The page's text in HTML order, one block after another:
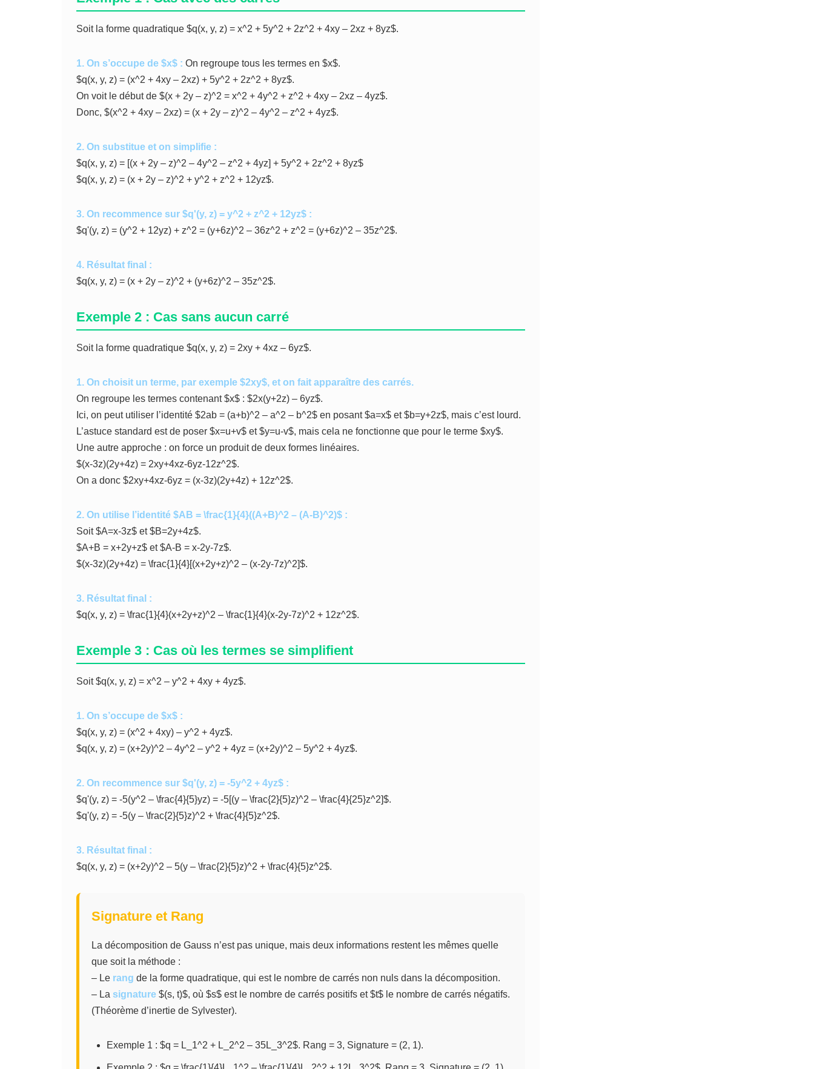
Soit la forme quadratique $q(x, y, z) = x^2 + 5y^2 + 2z^2 + 4xy – 2xz + 8yz$.
1. On s’occupe de $x$ : On regroupe tous les termes en $x$.
$q(x, y, z) = (x^2 + 4xy – 2xz) + 5y^2 + 2z^2 + 8yz$.
On voit le début de $(x + 2y – z)^2 = x^2 + 4y^2 + z^2 + 4xy – 2xz – 4yz$.
Donc, $(x^2 + 4xy – 2xz) = (x + 2y – z)^2 – 4y^2 – z^2 + 4yz$.
2. On substitue et on simplifie :
$q(x, y, z) = [(x + 2y – z)^2 – 4y^2 – z^2 + 4yz] + 5y^2 + 2z^2 + 8yz$
$q(x, y, z) = (x + 2y – z)^2 + y^2 + z^2 + 12yz$.
3. On recommence sur $q'(y, z) = y^2 + z^2 + 12yz$ :
$q'(y, z) = (y^2 + 12yz) + z^2 = (y+6z)^2 – 36z^2 + z^2 = (y+6z)^2 – 35z^2$.
4. Résultat final :
$q(x, y, z) = (x + 2y – z)^2 + (y+6z)^2 – 35z^2$.
Exemple 2 : Cas sans aucun carré
Soit la forme quadratique $q(x, y, z) = 2xy + 4xz – 6yz$.
1. On choisit un terme, par exemple $2xy$, et on fait apparaître des carrés.
On regroupe les termes contenant $x$ : $2x(y+2z) – 6yz$.
Ici, on peut utiliser l’identité $2ab = (a+b)^2 – a^2 – b^2$ en posant $a=x$ et $b=y+2z$, mais c’est lourd.
L’astuce standard est de poser $x=u+v$ et $y=u-v$, mais cela ne fonctionne que pour le terme $xy$.
Une autre approche : on force un produit de deux formes linéaires.
$(x-3z)(2y+4z) = 2xy+4xz-6yz-12z^2$.
On a donc $2xy+4xz-6yz = (x-3z)(2y+4z) + 12z^2$.
2. On utilise l’identité $AB = \frac{1}{4}((A+B)^2 – (A-B)^2)$ :
Soit $A=x-3z$ et $B=2y+4z$.
$A+B = x+2y+z$ et $A-B = x-2y-7z$.
$(x-3z)(2y+4z) = \frac{1}{4}[(x+2y+z)^2 – (x-2y-7z)^2]$.
3. Résultat final :
$q(x, y, z) = \frac{1}{4}(x+2y+z)^2 – \frac{1}{4}(x-2y-7z)^2 + 12z^2$.
Exemple 3 : Cas où les termes se simplifient
Soit $q(x, y, z) = x^2 – y^2 + 4xy + 4yz$.
1. On s’occupe de $x$ :
$q(x, y, z) = (x^2 + 4xy) – y^2 + 4yz$.
$q(x, y, z) = (x+2y)^2 – 4y^2 – y^2 + 4yz = (x+2y)^2 – 5y^2 + 4yz$.
2. On recommence sur $q'(y, z) = -5y^2 + 4yz$ :
$q'(y, z) = -5(y^2 – \frac{4}{5}yz) = -5[(y – \frac{2}{5}z)^2 – \frac{4}{25}z^2]$.
$q'(y, z) = -5(y – \frac{2}{5}z)^2 + \frac{4}{5}z^2$.
3. Résultat final :
$q(x, y, z) = (x+2y)^2 – 5(y – \frac{2}{5}z)^2 + \frac{4}{5}z^2$.
Signature et Rang
La décomposition de Gauss n’est pas unique, mais deux informations restent les mêmes quelle
que soit la méthode :
– Le rang de la forme quadratique, qui est le nombre de carrés non nuls dans la décomposition.
– La signature $(s, t)$, où $s$ est le nombre de carrés positifs et $t$ le nombre de carrés négatifs.
(Théorème d’inertie de Sylvester).
Exemple 1 : $q = L_1^2 + L_2^2 – 35L_3^2$. Rang = 3, Signature = (2, 1).